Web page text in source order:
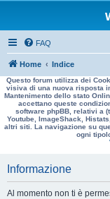
FAQ
Home Indice
Questo forum utilizza dei
visiva di una nuova risposta
Mantenimento dello stato
accettano queste
software phpBB, relativi a
Youtube, ImageShack,
altri siti. La navigazione su
ogni
Informazione
Al momento non ti è